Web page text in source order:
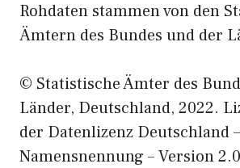
Rohdaten stammen von den
Ämtern des Bundes und der
© Statistische Ämter des
Länder, Deutschland, 2022.
der Datenlizenz Deutschland –
Namensnennung – Version